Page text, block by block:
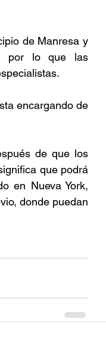
de Manresa y
por lo que las
encargando de
de que los
que podrá
en Nueva York,
donde puedan